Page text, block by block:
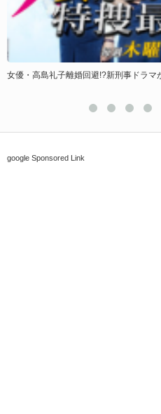
礼子離婚回避!?新刑事ドラマが視聴率上
google Sponsored Link